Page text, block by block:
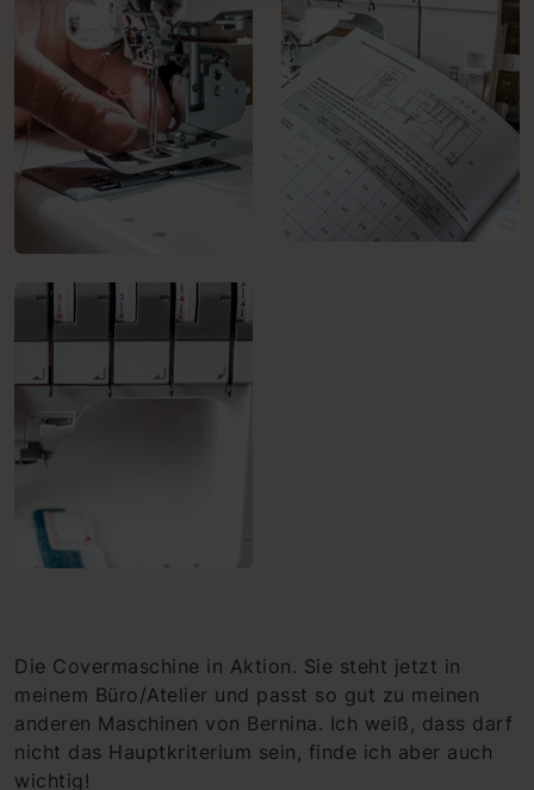
Die Covermaschine in Aktion. Sie steht jetzt in
meinem Büro/Atelier und passt so gut zu meinen
anderen Maschinen von Bernina. Ich weiß, dass darf
nicht das Hauptkriterium sein, finde ich aber auch
wichtig!